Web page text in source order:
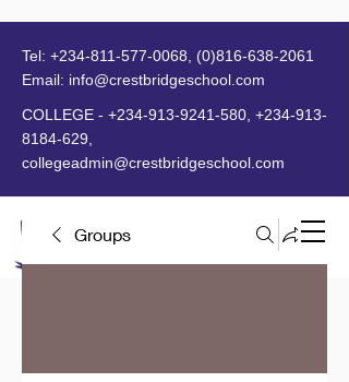
MENU
Tel: +234-811-577-0068
(0)816-638-2061
Email: info@crestbridgeschool.com
COLLEGE - +234-913-9241-580 +234-913-
8184-629
collegeadmin@crestbridgeschool.com
Groups